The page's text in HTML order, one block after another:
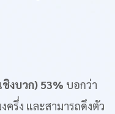
งบวก) 53% บอกว่า
ครึ่ง และสามารถดึงตัว